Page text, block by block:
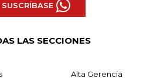
SUSCRÍBASE
LAS SECCIONES
Alta Gerencia